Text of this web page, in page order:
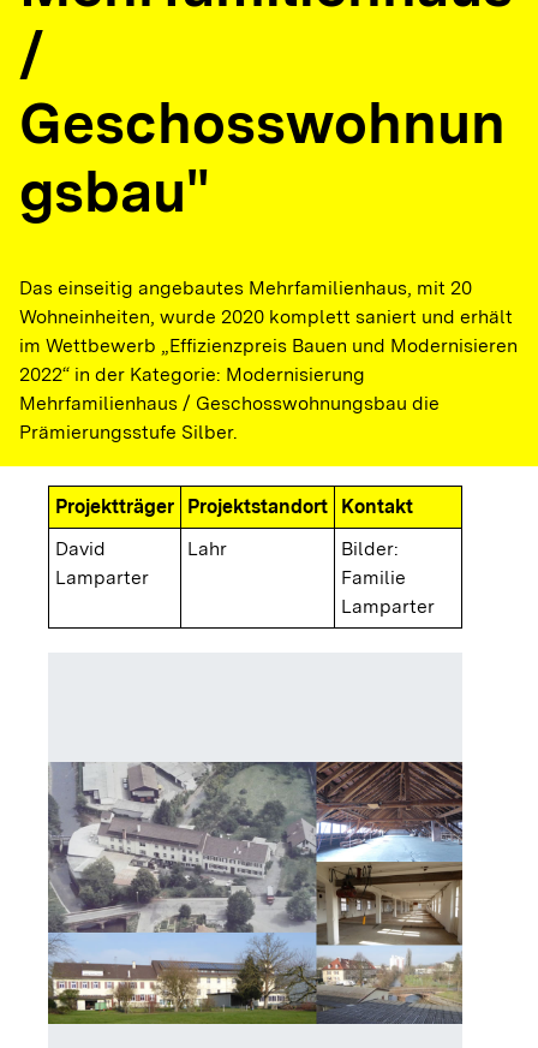
/
Geschosswohnun
gsbau"
Das einseitig angebautes Mehrfamilienhaus, mit 20
Wohneinheiten, wurde 2020 komplett saniert und erhält
im Wettbewerb „Effizienzpreis Bauen und Modernisieren
2022“ in der Kategorie: Modernisierung
Mehrfamilienhaus / Geschosswohnungsbau die
Prämierungsstufe Silber.
Projektträger Projektstandort
Kontakt
David
Lamparter
Lahr
Bilder:
Familie
Lamparter